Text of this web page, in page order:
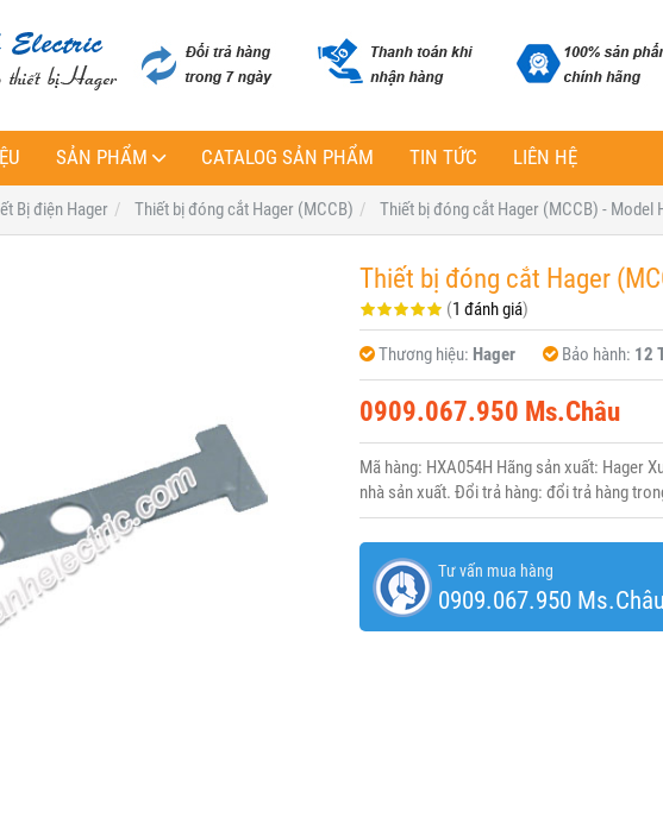
SẢN PHẨM CATALOG SẢN PHẨM TIN TỨC LIÊN HỆ
Bị điện Hager Thiết bị đóng cắt Hager (MCCB) Thiết bị đóng cắt Hager (MCCB) - Model
Thiết bị đóng cắt Hager
(1 đánh giá)
Thương hiệu: Hager Bảo hành: 12
0909.067.950 Ms.Châu
Mã hàng: HXA054H Hãng sản xuất: Hager
nhà sản xuất. Đổi trả hàng: đổi trả hàng
Tư vấn mua hàng
0909.067.950 Ms.Châu